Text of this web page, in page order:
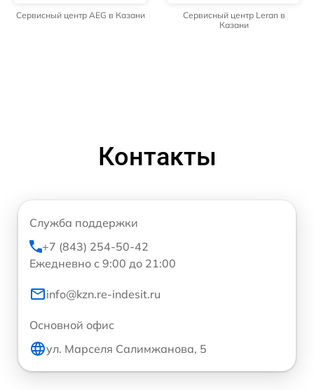
Сервисный центр AEG в Казани
Сервисный центр Leran в
Казани
Контакты
Служба поддержки
+7 (843) 254-50-42
Ежедневно с 9:00 до 21:00
info@kzn.re-indesit.ru
Основной офис
ул. Марселя Салимжанова, 5